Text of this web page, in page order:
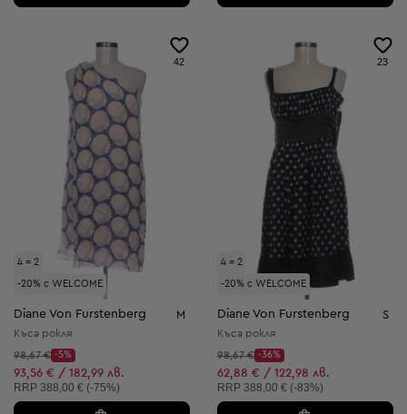
4 = 2
-20% с WELCOME
42
Diane Von Furstenberg M
Къса рокля
Начална цена:
98,67 €
Discount Price:
-5%
Намалена цена:
93,56 € / 182,99 лв.
Препоръчителна цена:
RRP 388,00 € (-75%)
4 = 2
-20% с WELCOME
23
Diane Von Furstenberg S
Къса рокля
Начална цена:
98,67 €
Discount Price:
-36%
Намалена цена:
62,88 € / 122,98 лв.
Препоръчителна цена:
RRP 388,00 € (-83%)